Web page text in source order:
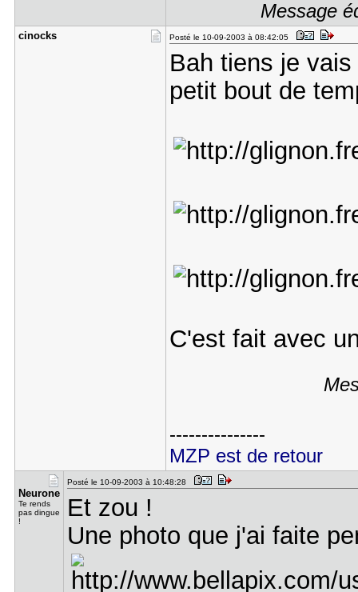
Message
cinocks Posté le 10-09-2003 à 08:42:05
Bah tiens je
petit bout de
C'est fait avec
---------------
MZP est de retour
Neurone
Te rends
pas dingue
!
Posté le 10-09-2003 à 10:48:28
Et zou !
Une photo que j'ai faite